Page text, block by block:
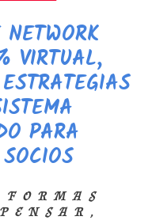
VIRTUAL,
PARA